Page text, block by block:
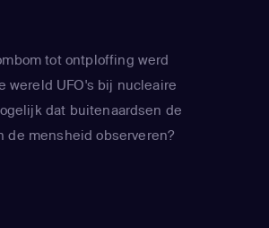
tot ontploffing werd
wereld UFO's bij nucleaire
dat buitenaardsen de
de mensheid observeren?